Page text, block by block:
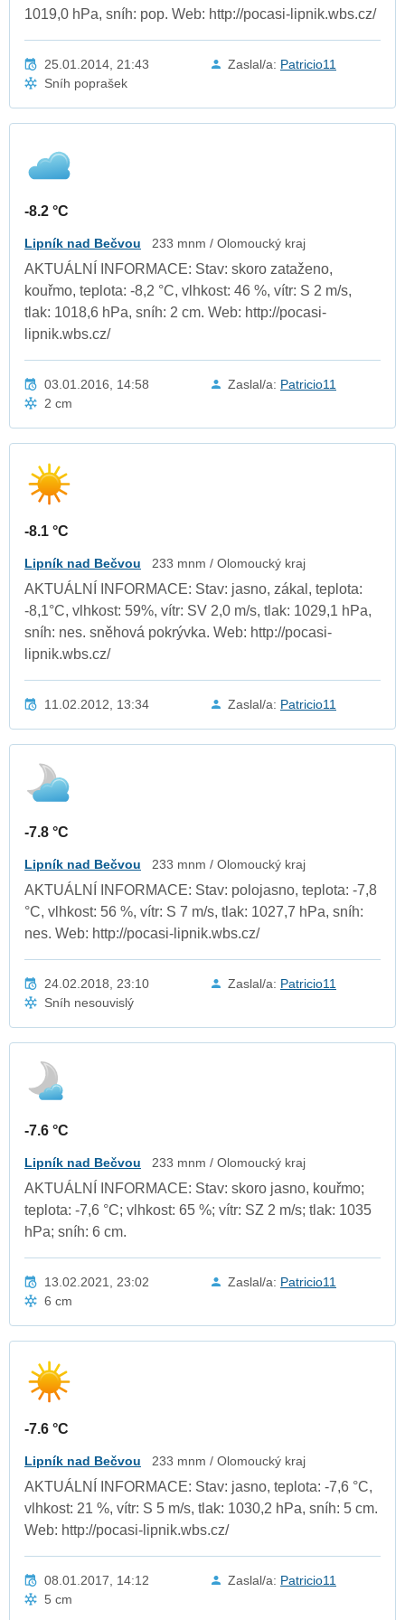
1019,0 hPa, sníh: pop. Web: http://pocasi-lipnik.wbs.cz/
25.01.2014, 21:43 Zaslal/a: Patricio11
Sníh poprašek
-8.2 °C
Lipník nad Bečvou 233 mnm / Olomoucký kraj
AKTUÁLNÍ INFORMACE: Stav: skoro zataženo,
kouřmo, teplota: -8,2 °C, vlhkost: 46 %, vítr: S 2 m/s,
tlak: 1018,6 hPa, sníh: 2 cm. Web: http://pocasi-
lipnik.wbs.cz/
03.01.2016, 14:58 Zaslal/a: Patricio11
2 cm
-8.1 °C
Lipník nad Bečvou 233 mnm / Olomoucký kraj
AKTUÁLNÍ INFORMACE: Stav: jasno, zákal, teplota:
-8,1°C, vlhkost: 59%, vítr: SV 2,0 m/s, tlak: 1029,1 hPa,
sníh: nes. sněhová pokrývka. Web: http://pocasi-
lipnik.wbs.cz/
11.02.2012, 13:34 Zaslal/a: Patricio11
-7.8 °C
Lipník nad Bečvou 233 mnm / Olomoucký kraj
AKTUÁLNÍ INFORMACE: Stav: polojasno, teplota: -7,8
°C, vlhkost: 56 %, vítr: S 7 m/s, tlak: 1027,7 hPa, sníh:
nes. Web: http://pocasi-lipnik.wbs.cz/
24.02.2018, 23:10 Zaslal/a: Patricio11
Sníh nesouvislý
-7.6 °C
Lipník nad Bečvou 233 mnm / Olomoucký kraj
AKTUÁLNÍ INFORMACE: Stav: skoro jasno, kouřmo;
teplota: -7,6 °C; vlhkost: 65 %; vítr: SZ 2 m/s; tlak: 1035
hPa; sníh: 6 cm.
13.02.2021, 23:02 Zaslal/a: Patricio11
6 cm
-7.6 °C
Lipník nad Bečvou 233 mnm / Olomoucký kraj
AKTUÁLNÍ INFORMACE: Stav: jasno, teplota: -7,6 °C,
vlhkost: 21 %, vítr: S 5 m/s, tlak: 1030,2 hPa, sníh: 5 cm.
Web: http://pocasi-lipnik.wbs.cz/
08.01.2017, 14:12 Zaslal/a: Patricio11
5 cm